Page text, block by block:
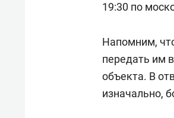
19:30 по
Напомним,
передать им
объекта. В
изначально,